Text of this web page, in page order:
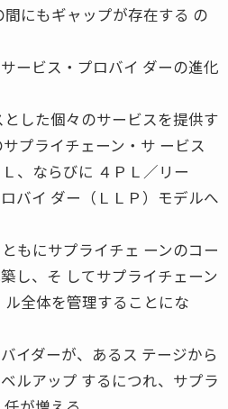
にもギャップが存在する の
ービス・プロバイ ダーの進化
した個々のサービスを提供す
プライチェーン・サ ービス
、ならびに ４ＰＬ／リー
バイ ダー（ＬＬＰ）モデルへ
もにサプライチェ ーンのコー
し、そ してサプライチェーン
全体を管理することにな
イダーが、あるス テージから
ルアップ するにつれ、サプラ